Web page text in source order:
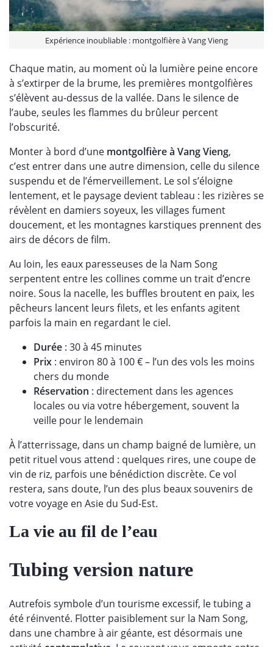
Expérience inoubliable : montgolfière à Vang Vieng
Chaque matin, au moment où la lumière peine encore
à s’extirper de la brume, les premières montgolfières
s’élèvent au-dessus de la vallée. Dans le silence de
l’aube, seules les flammes du brûleur percent
l’obscurité.
Monter à bord d’une montgolfière à Vang Vieng,
c’est entrer dans une autre dimension, celle du silence
suspendu et de l’émerveillement. Le sol s’éloigne
lentement, et le paysage devient tableau : les rizières se
révèlent en damiers soyeux, les villages fument
doucement, et les montagnes karstiques prennent des
airs de décors de film.
Au loin, les eaux paresseuses de la Nam Song
serpentent entre les collines comme un trait d’encre
noire. Sous la nacelle, les buffles broutent en paix, les
pêcheurs lancent leurs filets, et les enfants agitent
parfois la main en regardant le ciel.
Durée : 30 à 45 minutes
Prix : environ 80 à 100 € – l’un des vols les moins
chers du monde
Réservation : directement dans les agences
locales ou via votre hébergement, souvent la
veille pour le lendemain
À l’atterrissage, dans un champ baigné de lumière, un
petit rituel vous attend : quelques rires, une coupe de
vin de riz, parfois une bénédiction discrète. Ce vol
restera, sans doute, l’un des plus beaux souvenirs de
votre voyage en Asie du Sud-Est.
La vie au fil de l’eau
Tubing version nature
Autrefois symbole d’un tourisme excessif, le tubing a
été réinventé. Flotter paisiblement sur la Nam Song,
dans une chambre à air géante, est désormais une